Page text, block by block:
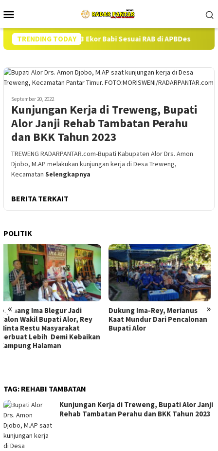
ke
Mobile
TRENDING TODAY
Pengadaan 13 Ekor Babi Sesuai RAB di APBDes
September 20, 2022
Kunjungan Kerja di Treweng, Bupati
Alor Janji Rehab Tambatan Perahu
dan BKK Tahun 2023
TREWENG RADARPANTAR.com-Bupati Kabupaten Alor Drs. Amon
Djobo, M.AP melakukan kunjungan kerja di Desa Treweng,
Kecamatan Selengkapnya
BERITA TERKAIT
POLITIK
« »
Dukung Ima-Rey, Merianus
Kaat Mundur Dari Pencalonan
Bupati Alor
MK Hapus Ambang Batas
Parlemen 4 Persen, Berlaku
Mulai 2029
TAG: REHABI TAMBATAN
Kunjungan Kerja di Treweng, Bupati Alor Janji
Rehab Tambatan Perahu dan BKK Tahun 2023